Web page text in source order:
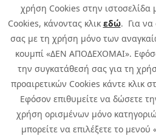
χρήση Cookies στην ιστοσελίδα
Cookies, κάνοντας κλικ εδώ. Για να
σας με τη χρήση μόνο των
κουμπί «ΔΕΝ ΑΠΟΔΕΧΟΜΑΙ».
την συγκατάθεσή σας για τη
προαιρετικών Cookies κάντε κλικ
Εφόσον επιθυμείτε να δώσετε
χρήση ορισμένων μόνο
μπορείτε να επιλέξετε το μενού